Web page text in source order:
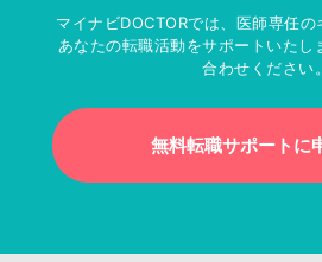
マイナビDOCTORでは、医師専任
あなたの転職活動をサポートいたし
合わせください。
無料転職サポートに